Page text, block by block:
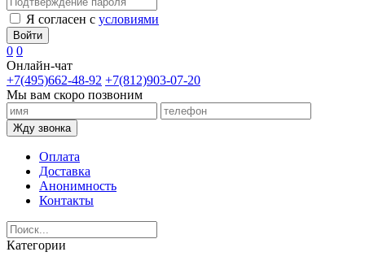
Я согласен с условиями
Войти
0 0
Онлайн-чат
+7(495)662-48-92 +7(812)903-07-20
Мы вам скоро позвоним
Жду звонка
Оплата
Доставка
Анонимность
Контакты
Категории